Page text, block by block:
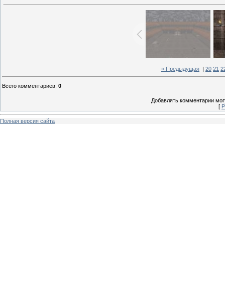
« Предыдущая 20 21
Всего комментариев: 0
Добавлять комментарии
[
Полная версия сайта